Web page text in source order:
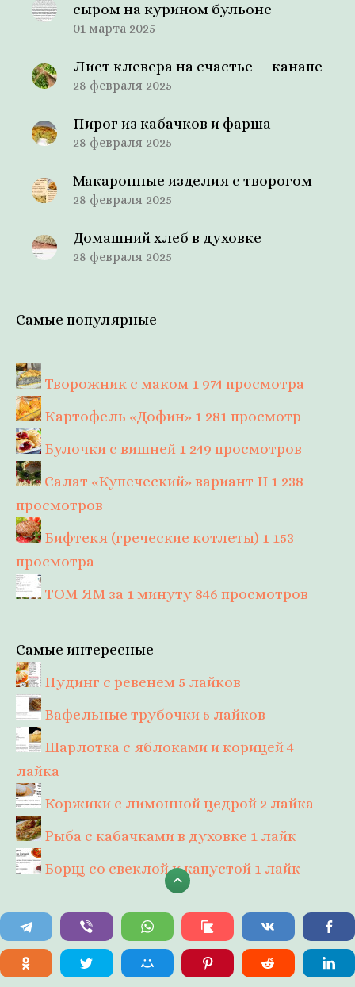
сыром на курином бульоне
01 марта 2025
Лист клевера на счастье — канапе
28 февраля 2025
Пирог из кабачков и фарша
28 февраля 2025
Макаронные изделия с творогом
28 февраля 2025
Домашний хлеб в духовке
28 февраля 2025
Самые популярные
Творожник с маком 1 974 просмотра
Картофель «Дофин» 1 281 просмотр
Булочки с вишней 1 249 просмотров
Салат «Купеческий» вариант II 1 238
просмотров
Бифтекя (греческие котлеты) 1 153
просмотра
ТОМ ЯМ за 1 минуту 846 просмотров
Самые интересные
Пудинг с ревенем 5 лайков
Вафельные трубочки 5 лайков
Шарлотка с яблоками и корицей4
лайка
Коржики с лимонной цедрой 2 лайка
Рыба с кабачками в духовке 1 лайк
Борщ со свеклой и капустой 1 лайк